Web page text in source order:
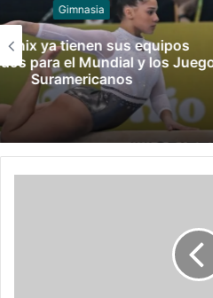
La perfección de
historia del primer 10